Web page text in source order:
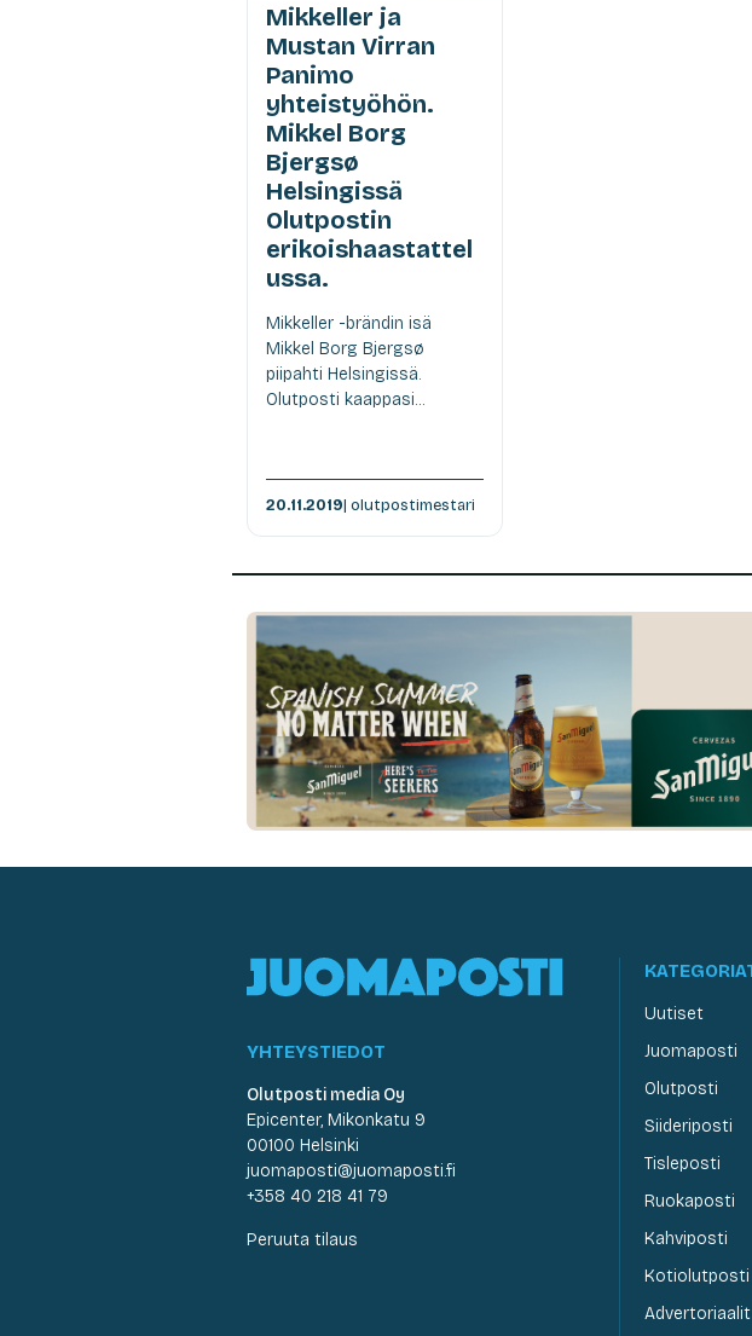
Mikkeller ja
Mustan Virran
Panimo
yhteistyöhön.
Mikkel Borg
Bjergsø
Helsingissä
Olutpostin
erikoishaastattel
ussa.
Mikkeller -brändin isä
Mikkel Borg Bjergsø
piipahti Helsingissä.
Olutposti kaappasi...
20.11.2019| olutpostimestari
YHTEYSTIEDOT
Olutposti media Oy
Epicenter, Mikonkatu 9
00100 Helsinki
juomaposti@juomaposti.fi
+358 40 218 41 79
Peruuta tilaus
Uutiset
Juomaposti
Olutposti
Siideriposti
Tisleposti
Ruokaposti
Kahviposti
Kotiolutposti
Advertoriaalit